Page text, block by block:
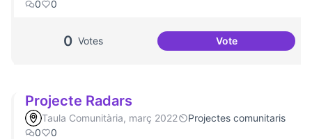
0 0
0 Votes VoteProjecte
Projecte Radars
Taula Comunitària, març 2022
Projectes comunitaris
0
0